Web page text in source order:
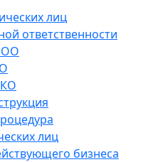
лиц
ответственности
лиц
бизнеса